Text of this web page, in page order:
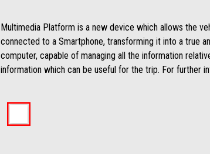
Multimedia Platform is a new device which allows the
connected to a Smartphone, transforming it into a true
computer, capable of managing all the information
information which can be useful for the trip. For further
De volgende